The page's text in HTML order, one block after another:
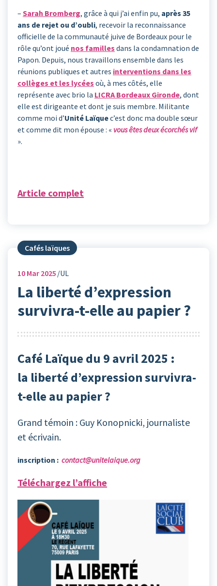
– Sarah Bromberg, grâce à qui j’ai enfin pu, après 35
ans de rejet ou d’oubli, recevoir la reconnaissance
officielle de la communauté juive de Bordeaux pour le
rôle qu’ont joué nos familles dans la condamnation de
Papon. Depuis, nous travaillons ensemble dans les
réunions publiques et autres interventions dans les
collèges et les lycées où, à mes côtés, elle
représente avec brio la LICRA Bordeaux Gironde, dont
elle est dirigeante et dont je suis membre. Militante
comme moi d’Unité Laïquec’est donc ma double sœur
et comme dit mon épouse : « vous êtes deux écorchés vif
».
Article complet
Cafés laïques
10 Mar 2025 UL
La liberté d’expression
survivra-t-elle au papier ?
Café Laïque du 9 avril 2025 :
la liberté d’expression survivra-
t-elle au papier ?
Grand témoin : Guy Konopnicki, journaliste
et écrivain.
inscription : contact@unitelaique.org
Téléchargez l’affiche